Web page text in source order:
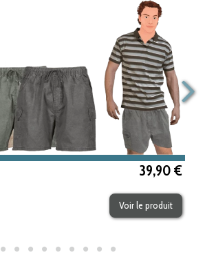
39,90 €
Voir le produit